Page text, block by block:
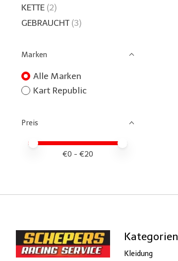
KETTE (2)
GEBRAUCHT (3)
Marken
Alle Marken
Kart Republic
Preis
Preis – Mindestwert
Price maximum value
€0 - €20
Kategorien
Kleidung